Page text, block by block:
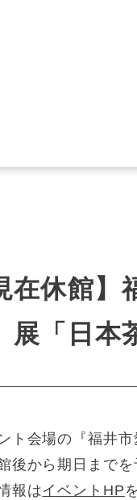
在休館
展「日本
ト会場の『福井市
後から期日までを
報はイベントHP